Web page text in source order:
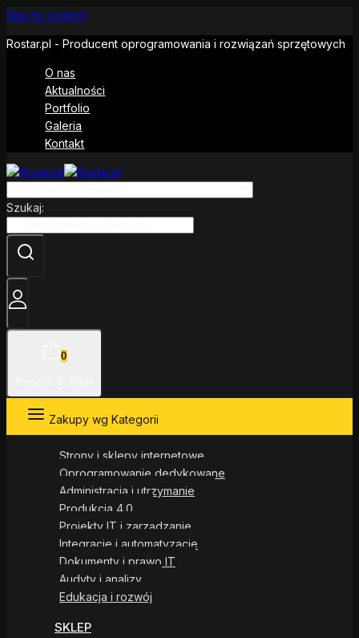
Skip to content
Rostar.pl - Producent oprogramowania i rozwiązań sprzętowych
O nas
Aktualności
Portfolio
Galeria
Kontakt
Szukaj:
0
Zakupy wg Kategorii
Strony i sklepy internetowe
Oprogramowanie dedykowane
Administracja i utrzymanie
Produkcja 4.0
Projekty IT i zarządzanie
Integracje i automatyzacje
Dokumenty i prawo IT
Audyty i analizy
Edukacja i rozwój
SKLEP